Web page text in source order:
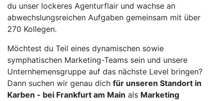
du unser lockeres Agenturflair und wachse an
abwechslungsreichen Aufgaben gemeinsam mit über
270 Kollegen.
Möchtest du Teil eines dynamischen sowie
symphatischen Marketing-Teams sein und unsere
Unternhemensgruppe auf das nächste Level bringen?
Dann suchen wir genau dich für unseren Standort in
Karben - bei Frankfurt am Main als Marketing